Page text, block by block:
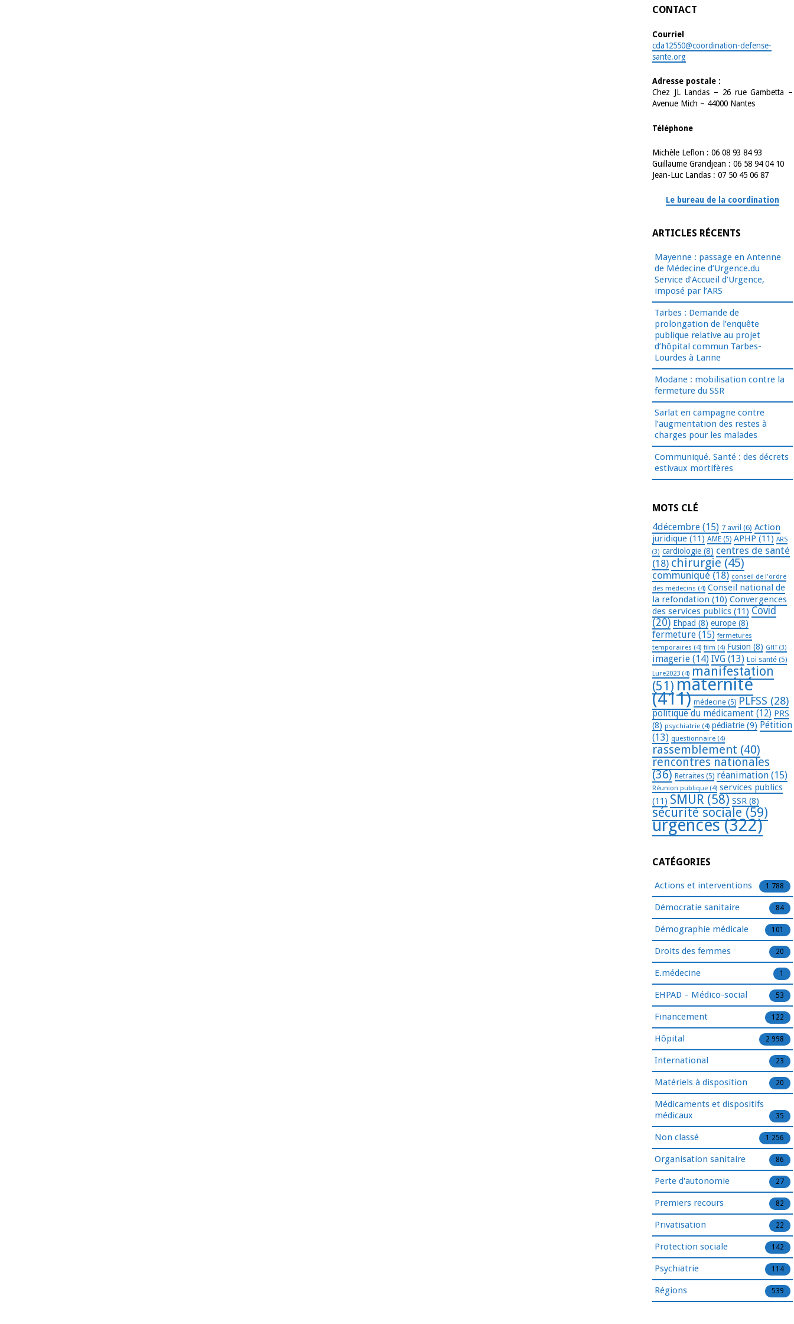
CONTACT
Courriel
cda12550@coordination-defense-
sante.org
Adresse postale :
Chez JL Landas – 26 rue Gambetta –
Avenue Mich – 44000 Nantes
Téléphone
Michèle Leflon : 06 08 93 84 93
Guillaume Grandjean : 06 58 94 04 10
Jean-Luc Landas : 07 50 45 06 87
Le bureau de la coordination
ARTICLES RÉCENTS
Mayenne : passage en Antenne
de Médecine d’Urgence.du
Service d’Accueil d’Urgence,
imposé par l’ARS
Tarbes : Demande de
prolongation de l’enquête
publique relative au projet
d’hôpital commun Tarbes-
Lourdes à Lanne
Modane : mobilisation contre la
fermeture du SSR
Sarlat en campagne contre
l’augmentation des restes à
charges pour les malades
Communiqué. Santé : des décrets
estivaux mortifères
MOTS CLÉ
4décembre (15) 7 avril (6) Action
juridique (11) AME (5) APHP (11) ARS
(3) cardiologie (8) centres de santé
(18) chirurgie (45)
communiqué (18) conseil de l'ordre
des médecins (4) Conseil national de
la refondation (10) Convergences
des services publics (11) Covid
(20) Ehpad (8) europe (8)
fermeture (15) fermetures
temporaires (4) film (4) Fusion (8) GHT(3)
imagerie (14) IVG (13) Loi santé (5)
Lure2023 (4) manifestation
(51) maternité
(411) médecine (5) PLFSS (28)
politique du médicament (12) PRS
(8) psychiatrie (4) pédiatrie (9) Pétition
(13) questionnaire (4)
rassemblement (40)
rencontres nationales
(36) Retraites (5) réanimation (15)
Réunion publique (4) services publics
(11) SMUR (58) SSR (8)
sécurité sociale (59)
urgences(322)
CATÉGORIES
Actions et interventions 1 788
Démocratie sanitaire 84
Démographie médicale 101
Droits des femmes 20
E.médecine 1
EHPAD – Médico-social 53
Financement 122
Hôpital 2 998
International 23
Matériels à disposition 20
Médicaments et dispositifs
médicaux
35
Non classé 1 256
Organisation sanitaire 86
Perte d'autonomie 27
Premiers recours 82
Privatisation 22
Protection sociale 142
Psychiatrie 114
Régions 539